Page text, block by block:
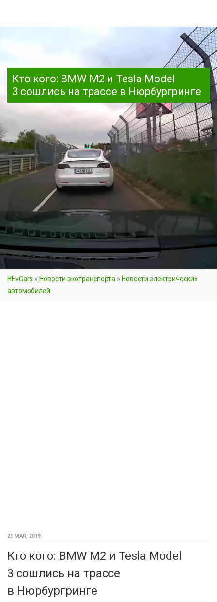
Кто кого: BMW M2 и Tesla Model
3 сошлись на трассе в Нюрбургринге
HEvCars » Новости экотранспорта » Новости электрических
автомобилей
21 МАЯ, 2019
Кто кого: BMW M2 и Tesla Model
3 сошлись на трассе
в Нюрбургринге